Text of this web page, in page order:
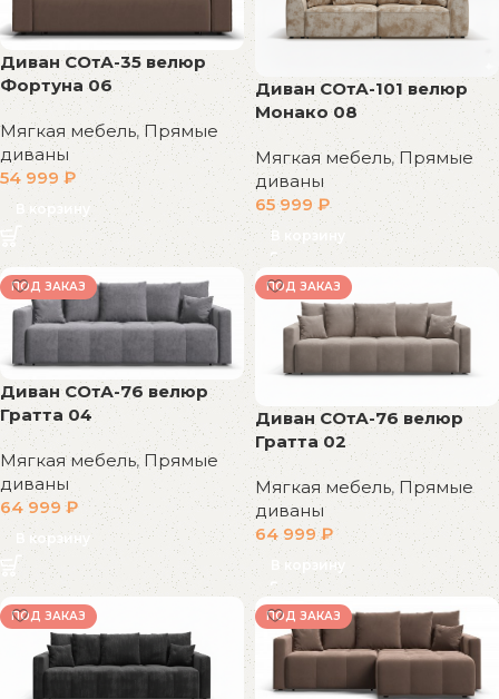
Диван СОтА-35 велюр
Фортуна 06
Мягкая мебель,Прямые
диваны
54 999 ₽
В корзину
Диван СОтА-101 велюр
Монако 08
Мягкая мебель, Прямые
диваны
65 999 ₽
В корзину
ПОД ЗАКАЗ
Диван СОтА-76 велюр
Гратта 04
Мягкая мебель, Прямые
диваны
64 999₽
В корзину
ПОД ЗАКАЗ
Диван СОтА-76 велюр
Гратта 02
Мягкая мебель, Прямые
диваны
64 999₽
В корзину
ПОД ЗАКАЗ ПОД ЗАКАЗ